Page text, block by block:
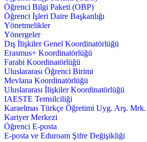
Öğrenci Bilgi Paketi (OBP)
Öğrenci İşleri Daire Başkanlığı
Yönetmelikler
Yönergeler
Dış İlişkiler Genel Koordinatörlüğü
Erasmus+ Koordinatörlüğü
Farabi Koordinatörlüğü
Uluslararası Öğrenci Birimi
Mevlana Koordinatörlüğü
Uluslararası İlişkiler Koordinatörlüğü
IAESTE Temsilciliği
Karaelmas Türkçe Öğretimi Uyg. Arş. Mrk.
Kariyer Merkezi
Öğrenci E-posta
E-posta ve Eduroam Şifre Değişikliği